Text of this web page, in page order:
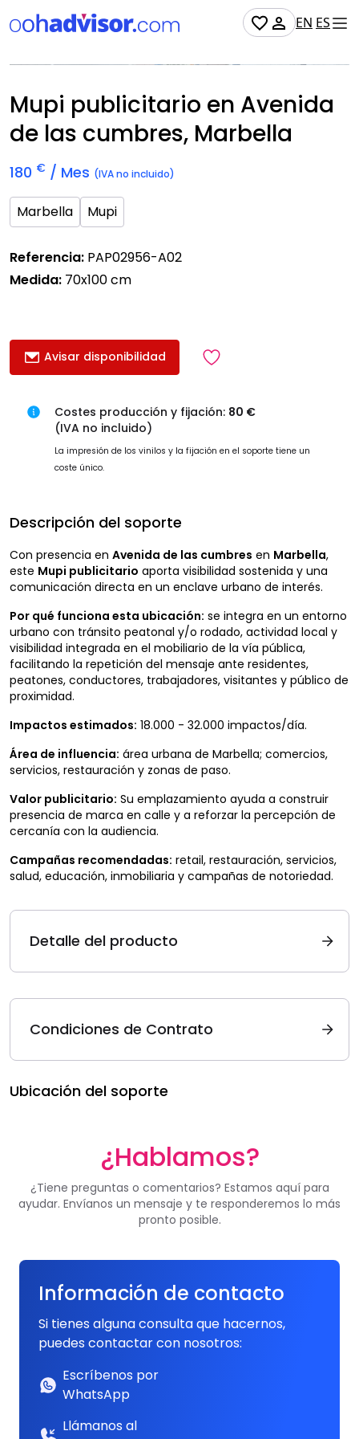
EN ES
No Disponible
Mupi publicitario en Avenida
de las cumbres, Marbella
180 € / Mes (IVA no incluido)
Marbella Mupi
Referencia: PAP02956-A02
Medida: 70x100 cm
Avisar disponibilidad
Costes producción y fijación: 80 €
(IVA no incluido)
La impresión de los vinilos y la fijación en el soporte tiene un
coste único.
Descripción del soporte
Con presencia en Avenida de las cumbres en Marbella,
este Mupi publicitario aporta visibilidad sostenida y una
comunicación directa en un enclave urbano de interés.
Por qué funciona esta ubicación: se integra en un entorno
urbano con tránsito peatonal y/o rodado, actividad local y
visibilidad integrada en el mobiliario de la vía pública,
facilitando la repetición del mensaje ante residentes,
peatones, conductores, trabajadores, visitantes y público de
proximidad.
Impactos estimados: 18.000 - 32.000 impactos/día.
Área de influencia: área urbana de Marbella; comercios,
servicios, restauración y zonas de paso.
Valor publicitario: Su emplazamiento ayuda a construir
presencia de marca en calle y a reforzar la percepción de
cercanía con la audiencia.
Campañas recomendadas: retail, restauración, servicios,
salud, educación, inmobiliaria y campañas de notoriedad.
Detalle del producto
Condiciones de Contrato
Ubicación del soporte
¿Hablamos?
¿Tiene preguntas o comentarios? Estamos aquí para
ayudar. Envíanos un mensaje y te responderemos lo más
pronto posible.
Información de contacto
Si tienes alguna consulta que hacernos,
puedes contactar con nosotros:
Escríbenos por
WhatsApp
Llámanos al